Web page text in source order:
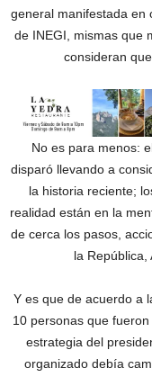
general manifestada en
de INEGI, mismas que
consideran
No es para menos:
disparó llevando a
la historia reciente;
realidad están en la
de cerca los pasos,
la República,
Y es que de acuerdo a
10 personas que
estrategia del
organizado debía